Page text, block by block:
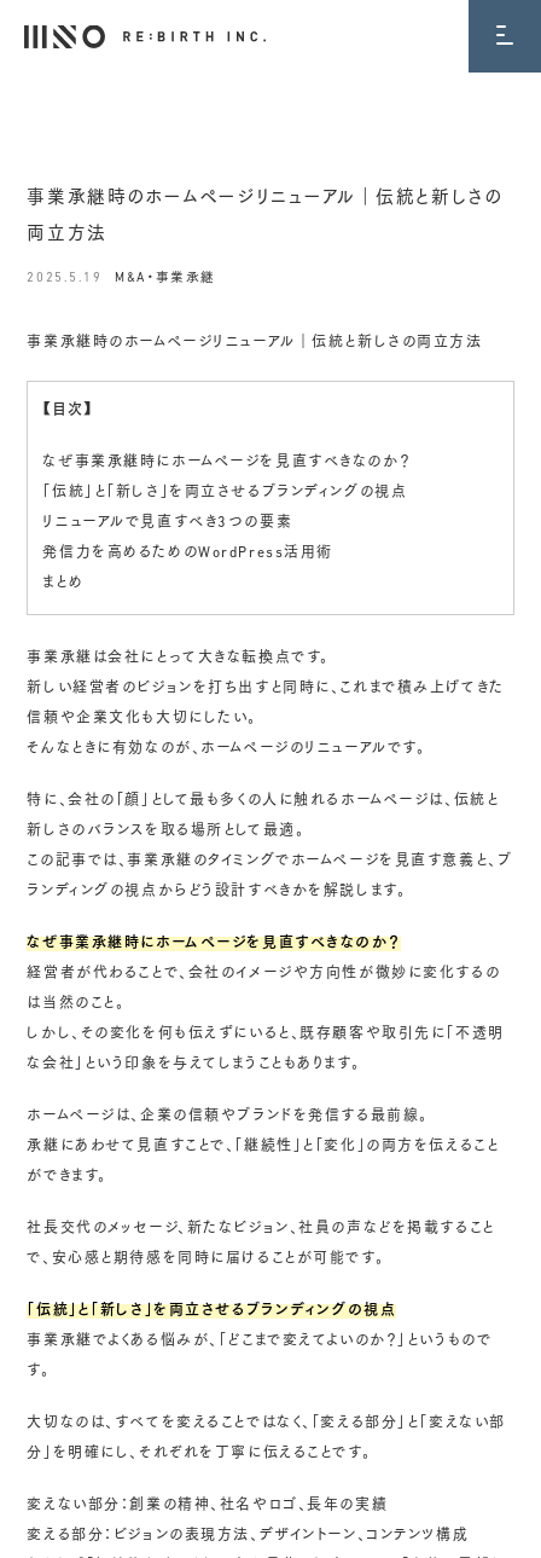
BLOG
事業承継時のホームページリニューアル｜伝統と新しさの
両立方法
2025.5.19 M&A・事業承継
事業承継時のホームページリニューアル｜伝統と新しさの両立方法
【目次】
なぜ事業承継時にホームページを見直すべきなのか？
「伝統」と「新しさ」を両立させるブランディングの視点
リニューアルで見直すべき3つの要素
発信力を高めるためのWordPress活用術
まとめ
事業承継は会社にとって大きな転換点です。
新しい経営者のビジョンを打ち出すと同時に、これまで積み上げてきた
信頼や企業文化も大切にしたい。
そんなときに有効なのが、ホームページのリニューアルです。
特に、会社の「顔」として最も多くの人に触れるホームページは、伝統と
新しさのバランスを取る場所として最適。
この記事では、事業承継のタイミングでホームページを見直す意義と、ブ
ランディングの視点からどう設計すべきかを解説します。
なぜ事業承継時にホームページを見直すべきなのか？
経営者が代わることで、会社のイメージや方向性が微妙に変化するの
は当然のこと。
しかし、その変化を何も伝えずにいると、既存顧客や取引先に「不透明
な会社」という印象を与えてしまうこともあります。
ホームページは、企業の信頼やブランドを発信する最前線。
承継にあわせて見直すことで、「継続性」と「変化」の両方を伝えること
ができます。
社長交代のメッセージ、新たなビジョン、社員の声などを掲載すること
で、安心感と期待感を同時に届けることが可能です。
「伝統」と「新しさ」を両立させるブランディングの視点
事業承継でよくある悩みが、「どこまで変えてよいのか？」というもので
す。
大切なのは、すべてを変えることではなく、「変える部分」と「変えない部
分」を明確にし、それぞれを丁寧に伝えることです。
変えない部分：創業の精神、社名やロゴ、長年の実績
変える部分：ビジョンの表現方法、デザイントーン、コンテンツ構成